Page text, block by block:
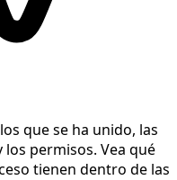
que se ha unido, las
permisos. Vea qué
tienen dentro de las